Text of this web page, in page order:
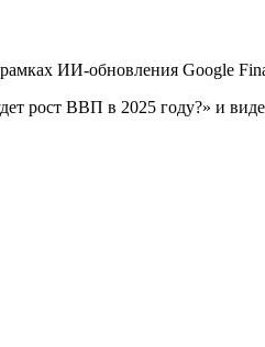
рамках ИИ-обновления Google
рост ВВП в 2025 году?» и